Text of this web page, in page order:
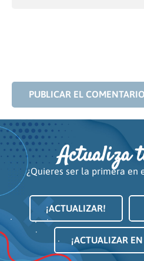
PUBLICAR EL COMENTARIO
Actualiza
¿Quieres ser la primera en
¡ACTUALIZAR!
¡ACTUALIZAR